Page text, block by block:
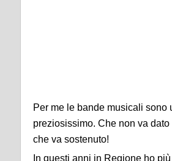
Per me le bande musicali sono
preziosissimo. Che non va
che va sostenuto!
In questi anni in Regione ho